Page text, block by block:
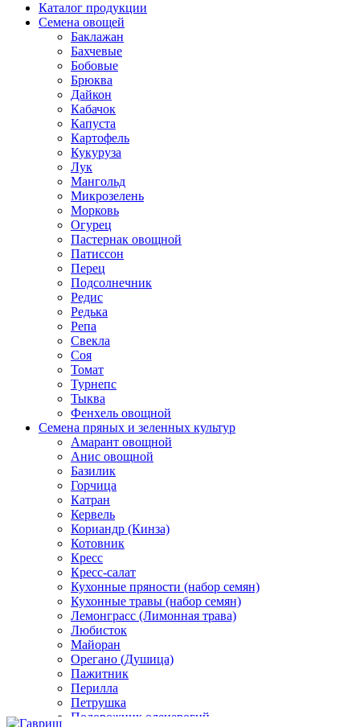
Каталог продукции
Семена овощей
Баклажан
Бахчевые
Бобовые
Брюква
Дайкон
Кабачок
Капуста
Картофель
Кукуруза
Лук
Мангольд
Микрозелень
Морковь
Огурец
Пастернак овощной
Патиссон
Перец
Подсолнечник
Редис
Редька
Репа
Свекла
Соя
Томат
Турнепс
Тыква
Фенхель овощной
Семена пряных и зеленных культур
Амарант овощной
Анис овощной
Базилик
Горчица
Катран
Кервель
Кориандр (Кинза)
Котовник
Кресс
Кресс-салат
Кухонные пряности (набор семян)
Кухонные травы (набор семян)
Лемонграсс (Лимонная трава)
Любисток
Майоран
Орегано (Душица)
Пажитник
Перилла
Петрушка
Подорожник оленерогий